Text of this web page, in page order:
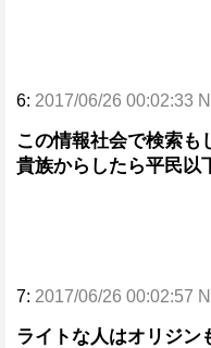
6: 2017/06/26 00:02:33
この情報社会で検索も
貴族からしたら平民以
7: 2017/06/26 00:02:57
ライトな人はオリジン